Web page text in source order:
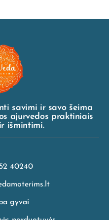
savimi ir savo šeima
ajurvedos praktiniais
išmintimi.
40240
gyvai